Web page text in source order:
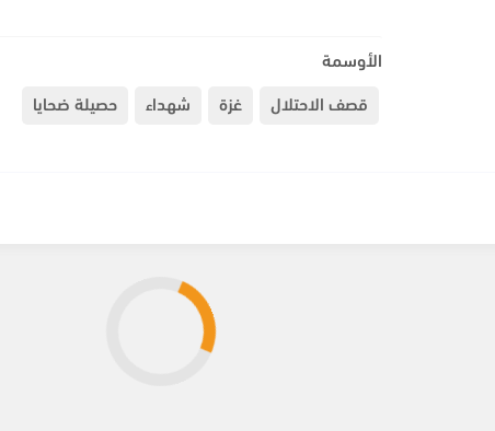
الأوسمة
قصف الاحتلال
غزة شهداء حصيلة ضحايا